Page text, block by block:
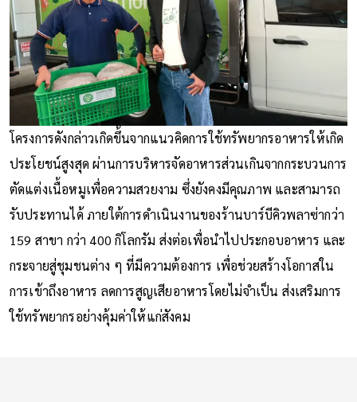
โครงการดังกล่าวเกิดขึ้นจากแนวคิดการใช้ทรัพยากรอาหารให้เกิด
ประโยชน์สูงสุด ผ่านการบริหารจัดอาหารส่วนเกินจากกระบวนการ
ตัดแต่งเนื้อหมูเพื่อความสวยงาม ซึ่งยังคงมีคุณภาพ และสามารถ
รับประทานได้ ภายใต้การดำเนินงานของร้านบาร์บีคิวพลาซ่ากว่า
159 สาขา กว่า 400 กิโลกรัม ส่งต่อเพื่อนำไปประกอบอาหาร และ
กระจายสู่ชุมชนต่าง ๆ ที่มีความต้องการ เพื่อช่วยสร้างโอกาสใน
การเข้าถึงอาหาร ลดการสูญเสียอาหารโดยไม่จำเป็น ส่งเสริมการ
ใช้ทรัพยากรอย่างคุ้มค่าให้แก่สังคม